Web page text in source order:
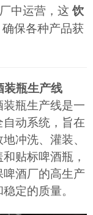
中运营，这 饮
保各种产品获
装瓶生产线
装瓶生产线是一
自动系统，旨在
地冲洗、灌装、
和贴标啤酒瓶，
啤酒厂的高生产
定的质量。